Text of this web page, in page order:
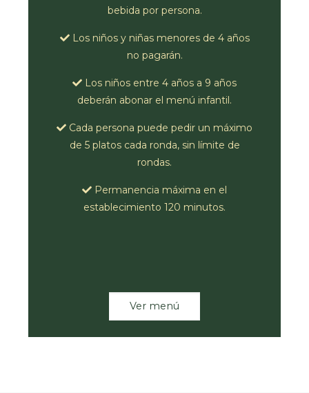
bebida por persona.
Los niños y niñas menores de 4 años
no pagarán.
Los niños entre 4 años a 9 años
deberán abonar el menú infantil.
Cada persona puede pedir un máximo
de 5 platos cada ronda, sin límite de
rondas.
Permanencia máxima en el
establecimiento 120 minutos.
Ver menú